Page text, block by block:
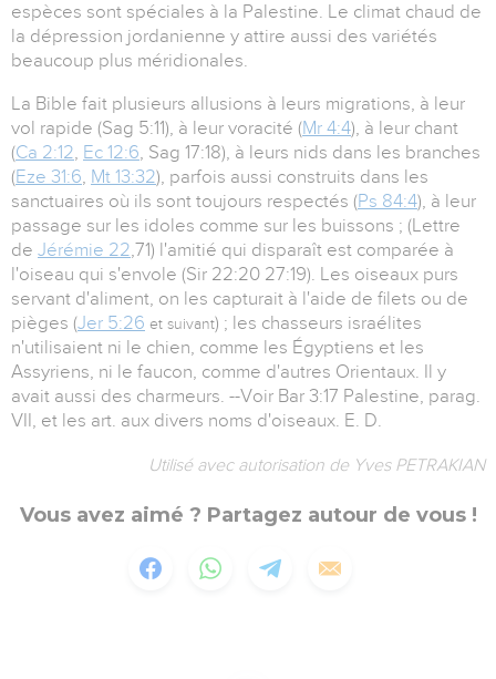
espèces sont spéciales à la Palestine. Le climat chaud de
la dépression jordanienne y attire aussi des variétés
beaucoup plus méridionales.
La Bible fait plusieurs allusions à leurs migrations, à leur
vol rapide (Sag 5:11), à leur voracité (Mr 4:4), à leur chant
(Ca 2:12, Ec 12:6, Sag 17:18), à leurs nids dans les branches
(Eze 31:6, Mt 13:32), parfois aussi construits dans les
sanctuaires où ils sont toujours respectés (Ps 84:4), à leur
passage sur les idoles comme sur les buissons ; (Lettre
de Jérémie 22,71) l'amitié qui disparaît est comparée à
l'oiseau qui s'envole (Sir 22:20 27:19). Les oiseaux purs
servant d'aliment, on les capturait à l'aide de filets ou de
pièges (Jer 5:26 et suivant) ; les chasseurs israélites
n'utilisaient ni le chien, comme les Égyptiens et les
Assyriens, ni le faucon, comme d'autres Orientaux. Il y
avait aussi des charmeurs. --Voir Bar 3:17 Palestine, parag.
VII, et les art. aux divers noms d'oiseaux. E. D.
Utilisé avec autorisation de Yves PETRAKIAN
Vous avez aimé ? Partagez autour de vous !